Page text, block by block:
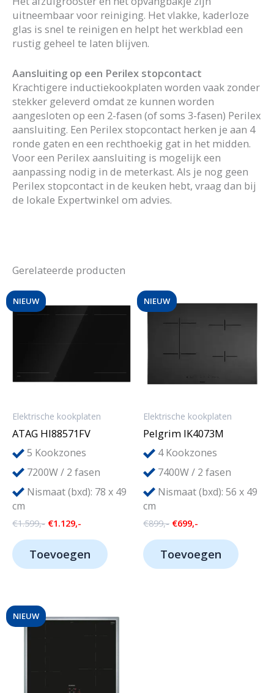
uitneembaar voor reiniging. Het vlakke, kaderloze
glas is snel te reinigen en helpt het werkblad een
rustig geheel te laten blijven.
Aansluiting op een Perilex stopcontact
Krachtigere inductiekookplaten worden vaak zonder
stekker geleverd omdat ze kunnen worden
aangesloten op een 2-fasen (of soms 3-fasen) Perilex
aansluiting. Een Perilex stopcontact herken je aan 4
ronde gaten en een rechthoekig gat in het midden.
Voor een Perilex aansluiting is mogelijk een
aanpassing nodig in de meterkast. Als je nog geen
Perilex stopcontact in de keuken hebt, vraag dan bij
de lokale Expertwinkel om advies.
Gerelateerde producten
NIEUW
Elektrische kookplaten
ATAG HI88571FV
5 Kookzones
7200W / 2 fasen
Nismaat (bxd): 78 x 49
cm
€1.599,- Oorspronkelijke
€1.599,-.
€1.129,-
€1.129,-.
Toevoegen
NIEUW
Elektrische kookplaten
Pelgrim IK4073M
4Kookzones
7400W / 2 fasen
Nismaat (bxd): 56 x 49
cm
€899,- Oorspronkelijke
€899,-.
€699,-
€699,-.
Toevoegen
NIEUW